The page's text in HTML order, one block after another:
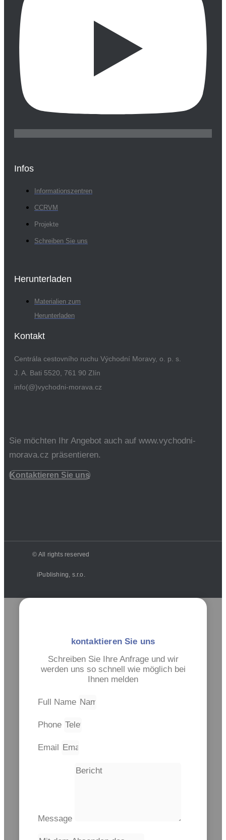
Infos
Informationszentren
CCRVM
Projekte
Schreiben Sie uns
Herunterladen
Materialien zum
Herunterladen
Kontakt
Centrála cestovního ruchu Východní Moravy, o. p. s.
J. A. Bati 5520, 761 90 Zlín
info(@)vychodni-morava.cz
Sie möchten Ihr Angebot auch auf www.vychodni-
morava.cz präsentieren.
Kontaktieren Sie uns
© All rights reserved
iPublishing, s.r.o.
kontaktieren Sie uns
Schreiben Sie Ihre Anfrage und wir
werden uns so schnell wie möglich bei
Ihnen melden
Full Name
Phone
Email
Message